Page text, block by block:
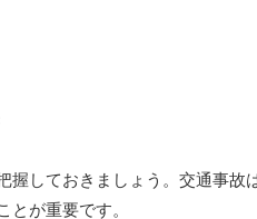
しておきましょう。交通事故は
が重要です。